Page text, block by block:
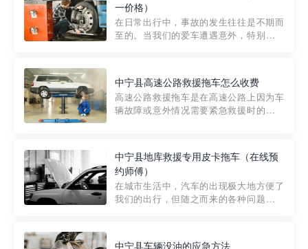
一价格）
在日常出行中，事故的发生往往是不期而
至的。当我们的爱车遭遇意外，特别是在
细解析一下市区事故救援拖车的收费标
准，以及在选用拖车服务时应注...
中宁县高速公路救援拖车怎么收费
高速公路救援拖车是在高速公路上因为车
辆故障或意外情况需要紧急救援时的必备
路救援拖车的收费标准是由当地交通管理
部门制定的。起步价通...
中宁县地库救援专用皮卡拖车（在线预
约师傅）
在城市生活中，汽车的出现极大地方便了
我们的出行，但随之而来的各种问题也让
中宁县车辆没油的应急方法